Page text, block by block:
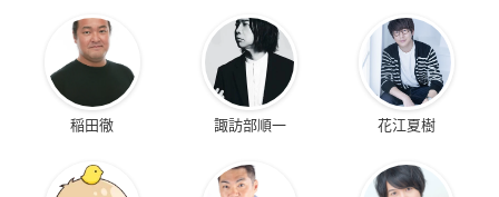
稲田徹 諏訪部順一 花江夏樹